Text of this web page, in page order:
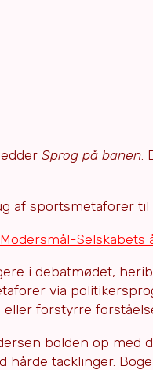
Sprog på banen
af sportsmetaforer
i debatmødet,
via
forstyrre
bolden op med
hårde tacklinger.